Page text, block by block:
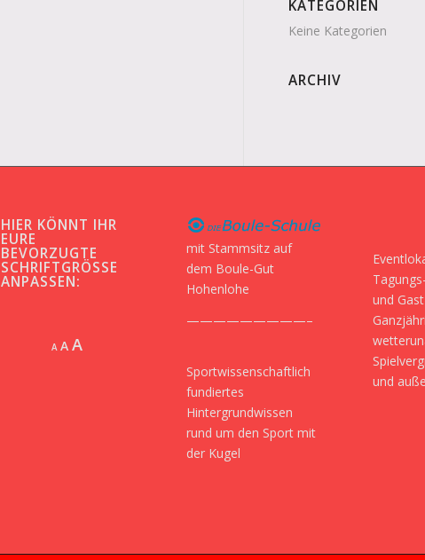
KATEGORIEN
Keine Kategorien
ARCHIV
HIER KÖNNT IHR
EURE
BEVORZUGTE
SCHRIFTGRÖSSE A
NPASSEN:
A Decrease
AReset
AIncrease
mit Stammsitz auf
dem Boule-Gut
Hohenlohe
—————————–
Sportwissenschaftlich
fundiertes
Hintergrundwissen
rund um den Sport mit
der Kugel
und
und